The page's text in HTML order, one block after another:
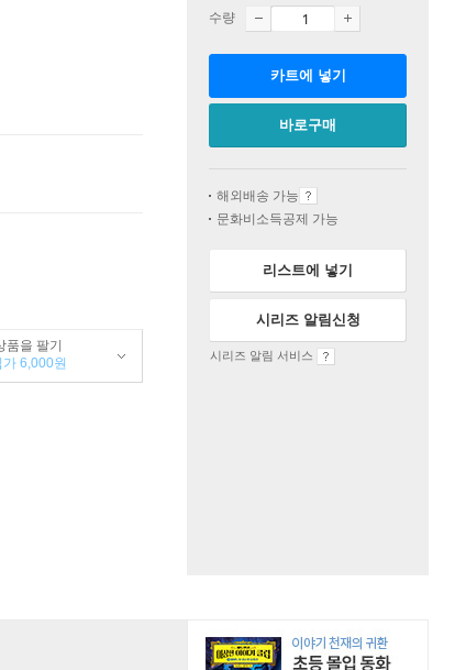
품을 팔기
가 6,000원
수량
카트에 넣기
바로구매
해외배송 가능
문화비소득공제 가능
리스트에 넣기
시리즈 알림신청
시리즈 알림 서비스